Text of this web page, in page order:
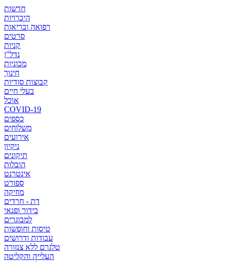
חדשות
היכרויות
רפואה ובריאות
סרטים
קניות
נדל"ן
מכוניות
חינוך
קבוצות סודיות
בעלי חיים
אוכל
COVID-19
כספים
משלוחים
אירועים
ניקיון
תיקונים
הובלות
אינטרנט
ספורט
מוזיקה
דת - חרדים
בידור ופנאי
למבוגרים
טיסות וחופשות
עבודות ודרושים
טלגרם ללא צנזורה
העלייה והקליטה